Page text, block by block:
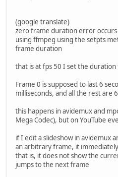
(google translate)
zero frame duration error
using ffmpeg using the setpts
frame duration
that is at fps 50 I set the
Frame 0 is supposed to last 6
milliseconds, and all the rest are
this happens in avidemux and
Mega Codec), but on YouTube
if I edit a slideshow in avidemux
an arbitrary frame, it
that is, it does not show the
jumps to the next frame